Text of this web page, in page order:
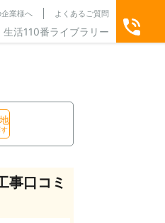
業様へ よくあるご質問
生活110番ライブラリー
事口コミ